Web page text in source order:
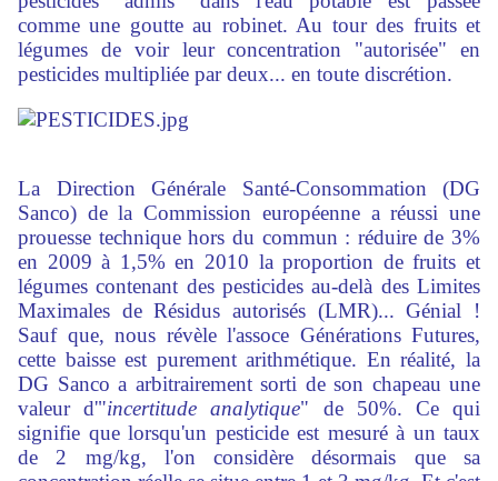
comme une goutte au robinet. Au tour des fruits et
légumes de voir leur concentration "autorisée" en
pesticides multipliée par deux... en toute discrétion.
La Direction Générale Santé-Consommation (DG
Sanco) de la Commission européenne a réussi une
prouesse technique hors du commun : réduire de 3%
en 2009 à 1,5% en 2010 la proportion de fruits et
légumes contenant des pesticides au-delà des Limites
Maximales de Résidus autorisés (LMR)... Génial !
Sauf que, nous révèle l'assoce Générations Futures,
cette baisse est purement arithmétique. En réalité, la
DG Sanco a arbitrairement sorti de son chapeau une
valeur d'"incertitude analytique" de 50%. Ce qui
signifie que lorsqu'un pesticide est mesuré à un taux
de 2 mg/kg, l'on considère désormais que sa